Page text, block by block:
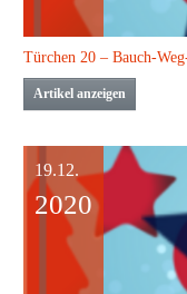
Türchen 20 – Bauch-
Artikel anzeigen
19.12.
2020